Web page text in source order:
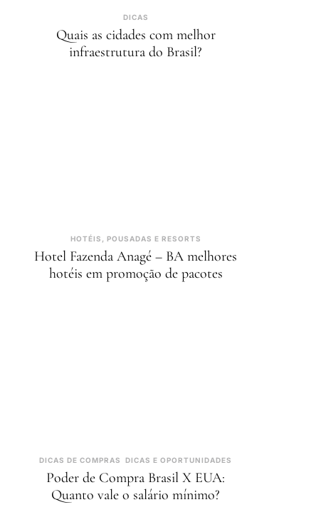
DICAS
Quais as cidades com melhor
infraestrutura do Brasil?
HOTÉIS, POUSADAS E RESORTS
Hotel Fazenda Anagé – BA melhores
hotéis em promoção de pacotes
DICAS DE COMPRAS DICAS E OPORTUNIDADES
Poder de Compra Brasil X EUA:
Quanto vale o salário mínimo?